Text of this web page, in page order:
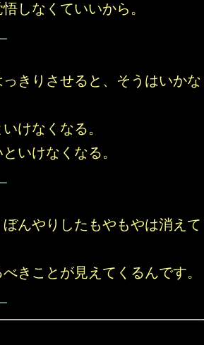
しなくていいから。
きりさせると、そうはいかな
けなくなる。
いけなくなる。
んやりしたもやもやは消えて
きことが見えてくるんです。